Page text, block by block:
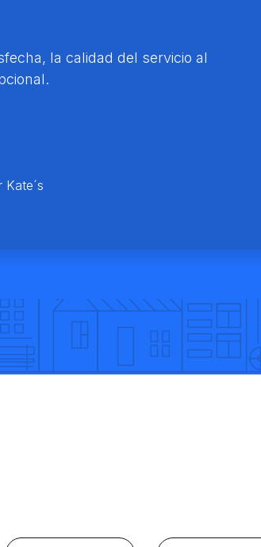
la calidad del servicio al
Kate´s